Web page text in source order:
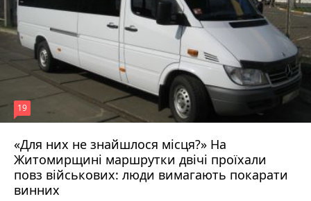
«Для них не знайшлося місця?» На
Житомирщині маршрутки двічі проїхали
повз військових: люди вимагають покарати
винних
19
17 липня 2026 р.